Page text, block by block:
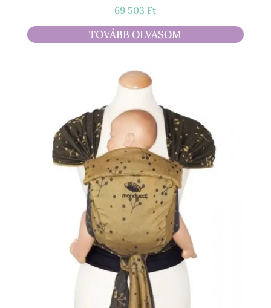
69 503 Ft
TOVÁBB OLVASOM